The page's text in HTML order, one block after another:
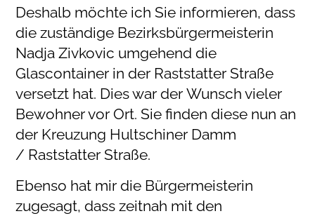
Deshalb möchte ich Sie informieren, dass
die zuständige Bezirksbürgermeisterin
Nadja Zivkovic umgehend die
Glascontainer in der Raststatter Straße
versetzt hat. Dies war der Wunsch vieler
Bewohner vor Ort. Sie finden diese nun an
der Kreuzung Hultschiner Damm
/ Raststatter Straße.
Ebenso hat mir die Bürgermeisterin
zugesagt, dass zeitnah mit den